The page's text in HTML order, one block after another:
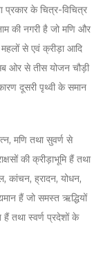
प्रकार के चित्र-विचित्र
की नगरी है जो मणि और
महलों से एवं क्रीड़ा आदि
ओर से तीस योजन चौड़ी
दूसरी पृथ्वी के समान
मणि तथा सुवर्ण से
की क्रीड़ाभूमि हैं तथा
कांचन, ह्रादन, योधन,
हैं जो समस्त ऋद्धियों
तथा स्वर्ण प्रदेशों के